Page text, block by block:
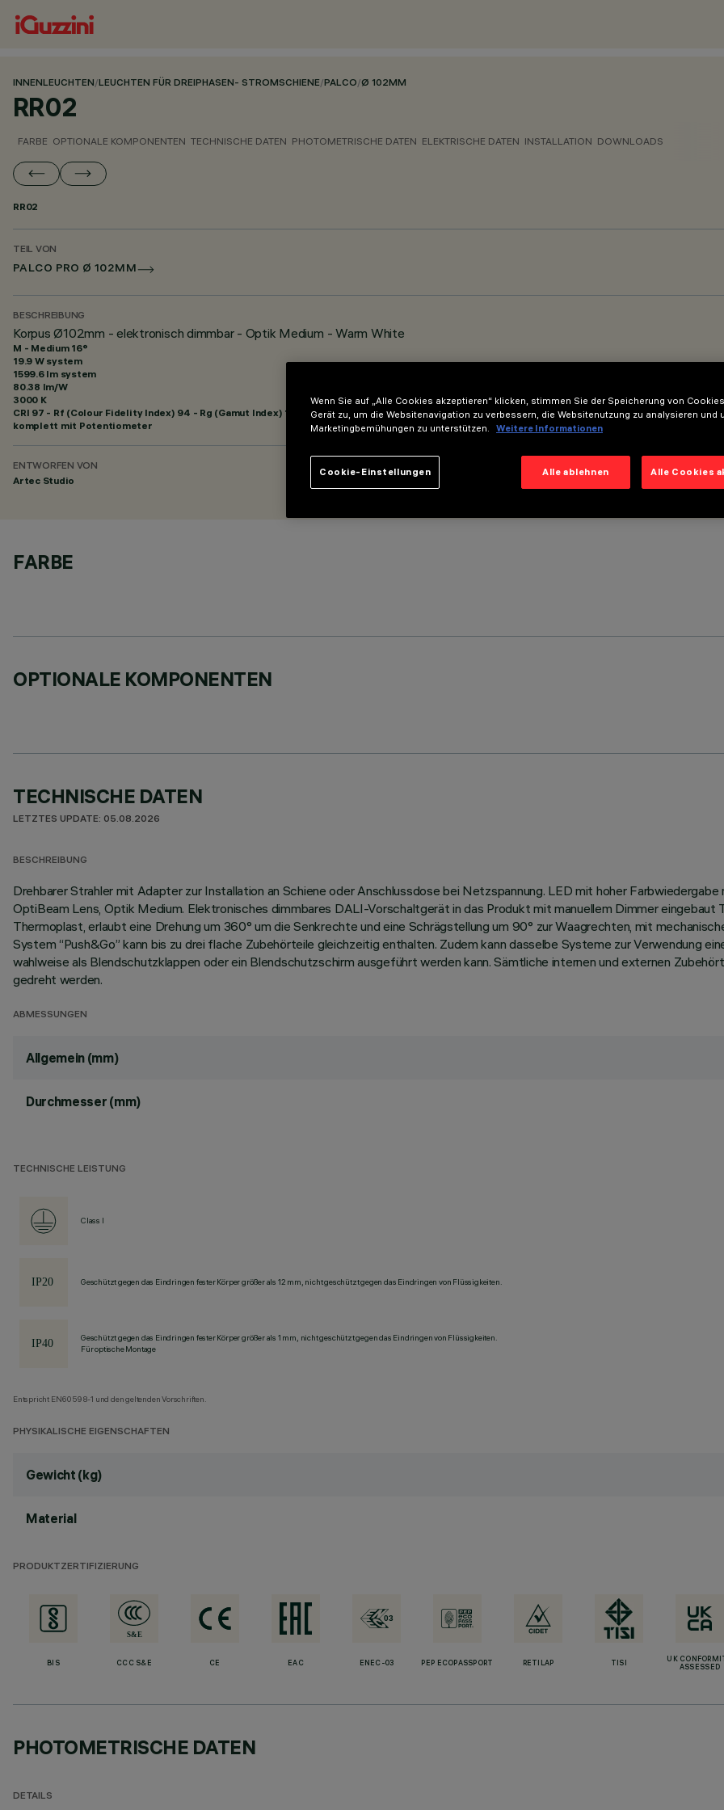
INNENLEUCHTEN/LEUCHTEN FÜR DREIPHASEN- STROMSCHIENE/PALCO/Ø 102MM
RR02
FARBE OPTIONALE KOMPONENTEN TECHNISCHE DATEN PHOTOMETRISCHE DATEN ELEKTRISCHE DATEN INSTALLATION DOWNLOADS
RR02
TEIL VON
PALCO PRO Ø 102MM
BESCHREIBUNG
Korpus Ø102mm - elektronisch dimmbar - Optik Medium - Warm White
M - Medium 16°
19.9 W system
1599.6 lm system
80.38 lm/W
3000 K
CRI 97 - Rf (Colour Fidelity Index) 94 - Rg (Gamut Index) 101
komplett mit Potentiometer
ENTWORFEN VON
Artec Studio
FARBE
OPTIONALE KOMPONENTEN
TECHNISCHE DATEN
LETZTES UPDATE: 05.08.2026
BESCHREIBUNG
Drehbarer Strahler mit Adapter zur Installation an Schiene oder Anschlussdose bei Netzspannung. LED mit hoher
OptiBeam Lens, Optik Medium. Elektronisches dimmbares DALI-Vorschaltgerät in das Produkt mit manuellem Dimmer eingebaut
Thermoplast, erlaubt eine Drehung um 360° um die Senkrechte und eine Schrägstellung um 90° zur Waagrechten, mit
System “Push&Go” kann bis zu drei flache Zubehörteile gleichzeitig enthalten. Zudem kann dasselbe Systeme zur Verwendung
wahlweise als Blendschutzklappen oder ein Blendschutzschirm ausgeführt werden kann. Sämtliche internen und externen
gedreht werden.
ABMESSUNGEN
Allgemein (mm)
Durchmesser (mm)
TECHNISCHE LEISTUNG
Class I
Geschützt gegen das Eindringen fester Körper größer als 12 mm, nicht geschützt gegen das Eindringen von Flüssigkeiten.
Geschützt gegen das Eindringen fester Körper größer als 1 mm, nicht geschützt gegen das Eindringen von Flüssigkeiten.
Für optische Montage
Entspricht EN60598-1 und den geltenden Vorschriften.
PHYSIKALISCHE EIGENSCHAFTEN
Gewicht (kg)
Material
PRODUKTZERTIFIZIERUNG
BIS CCC S&E CE EAC ENEC-03 PEP ECOPASSPORT RETILAP TISI
UK
ASSESSED
PHOTOMETRISCHE DATEN
DETAILS
Wenn Sie auf „Alle Cookies akzeptieren“ klicken, stimmen Sie der Speicherung von
Gerät zu, um die Websitenavigation zu verbessern, die Websitenutzung zu analysieren und
Marketingbemühungen zu unterstützen.
Weitere Informationen
Alle ablehnen Alle Cookies
Cookie-Einstellungen